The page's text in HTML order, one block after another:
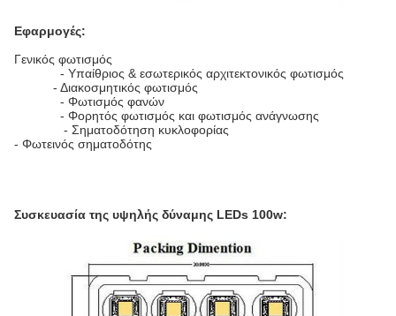
Εφαρμογές:
Γενικός φωτισμός
- Υπαίθριος & εσωτερικός αρχιτεκτονικός φωτισμός
- Διακοσμητικός φωτισμός
- Φωτισμός φανών
- Φορητός φωτισμός και φωτισμός ανάγνωσης
- Σηματοδότηση κυκλοφορίας
- Φωτεινός σηματοδότης
Συσκευασία της υψηλής δύναμης LEDs 100w: